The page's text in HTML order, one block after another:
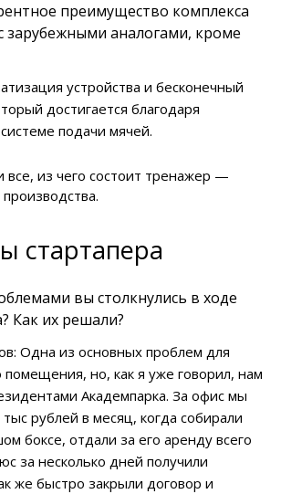
преимущество комплекса
зарубежными аналогами, кроме
устройства и бесконечный
достигается благодаря
подачи мячей.
все, из чего состоит тренажер —
производства.
стартапера
вы столкнулись в ходе
Как их решали?
Одна из основных проблем для
но, как я уже говорил, нам
Академпарка. За офис мы
рублей в месяц, когда собирали
боксе, отдали за его аренду всего
за несколько дней получили
же быстро закрыли договор и